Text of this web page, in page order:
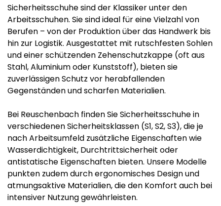
Sicherheitsschuhe sind der Klassiker unter den
Arbeitsschuhen. Sie sind ideal für eine Vielzahl von
Berufen – von der Produktion über das Handwerk bis
hin zur Logistik. Ausgestattet mit rutschfesten Sohlen
und einer schützenden Zehenschutzkappe (oft aus
Stahl, Aluminium oder Kunststoff), bieten sie
zuverlässigen Schutz vor herabfallenden
Gegenständen und scharfen Materialien.
Bei Reuschenbach finden Sie Sicherheitsschuhe in
verschiedenen Sicherheitsklassen (S1, S2, S3), die je
nach Arbeitsumfeld zusätzliche Eigenschaften wie
Wasserdichtigkeit, Durchtrittsicherheit oder
antistatische Eigenschaften bieten. Unsere Modelle
punkten zudem durch ergonomisches Design und
atmungsaktive Materialien, die den Komfort auch bei
intensiver Nutzung gewährleisten.